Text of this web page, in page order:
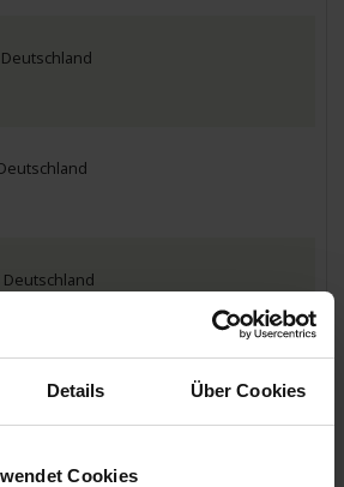
Details Über Cookies
Cookies